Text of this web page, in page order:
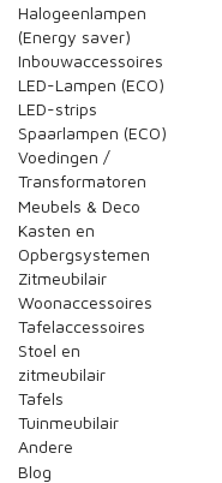
Halogeenlampen
(Energy saver)
Inbouwaccessoires
LED-Lampen (ECO)
LED-strips
Spaarlampen (ECO)
Voedingen /
Transformatoren
Meubels & Deco
Kasten en
Opbergsystemen
Zitmeubilair
Woonaccessoires
Tafelaccessoires
Stoel en
zitmeubilair
Tafels
Tuinmeubilair
Andere
Blog